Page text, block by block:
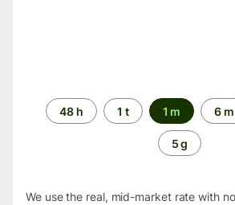
Time
period
48 h 1 t 1 m 6 m
5 g
We use the real, mid-market rate with